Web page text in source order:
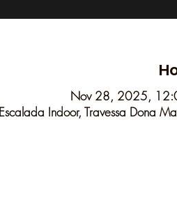
Nov 28, 2025,
Indoor, Travessa Dona